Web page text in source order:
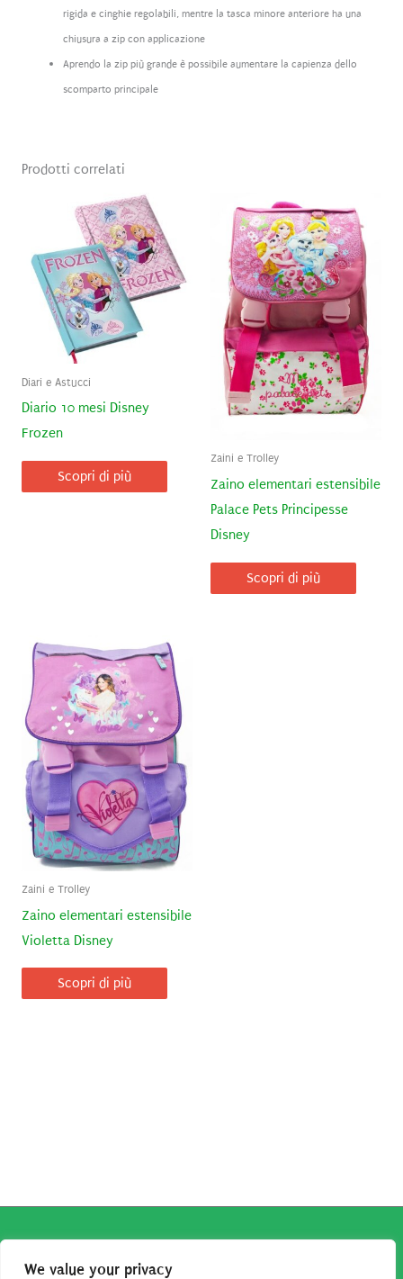
We value your privacy
rigida e cinghie regolabili, mentre la tasca minore anteriore ha una
chiusura a zip con applicazione
Aprendo la zip più grande è possibile aumentare la capienza dello
scomparto principale
Prodotti correlati
Diari e Astucci
Diario 10 mesi Disney
Frozen
Scopri di più
Zaini e Trolley
Zaino elementari estensibile
Palace Pets Principesse
Disney
Scopri di più
Zaini e Trolley
Zaino elementari estensibile
Violetta Disney
Scopri di più
associato Amazon percepisce dei ricavi da acquisti idonei.